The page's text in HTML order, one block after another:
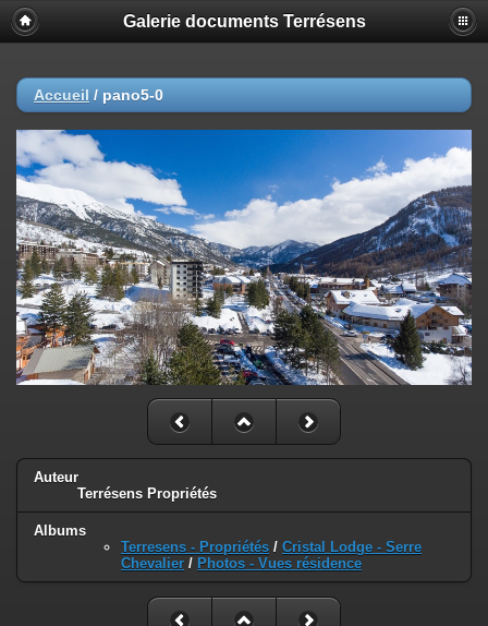
Galerie documents Terrésens
Accueil / pano5-0
Auteur
Terrésens Propriétés
Albums
Terresens - Propriétés / Cristal Lodge - Serre
Chevalier / Photos - Vues résidence